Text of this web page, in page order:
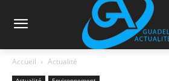
Accueil Actualité